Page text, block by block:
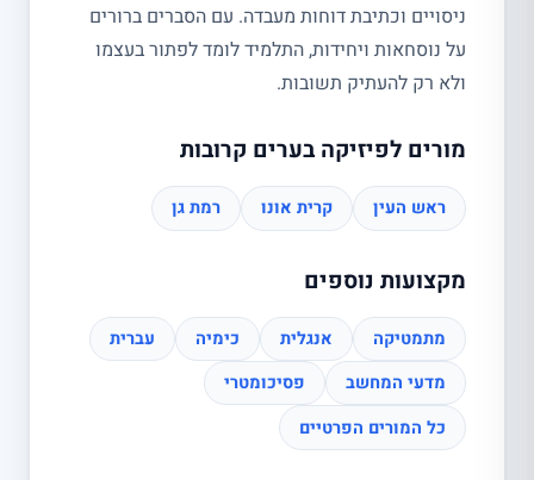
ניסויים וכתיבת דוחות מעבדה. עם הסברים ברורים
על נוסחאות ויחידות, התלמיד לומד לפתור בעצמו
ולא רק להעתיק תשובות.
מורים לפיזיקה בערים קרובות
ראש העין קרית אונו רמת גן
מקצועות נוספים
מתמטיקה אנגלית כימיה
עברית
מדעי המחשב
פסיכומטרי
כל המורים הפרטיים